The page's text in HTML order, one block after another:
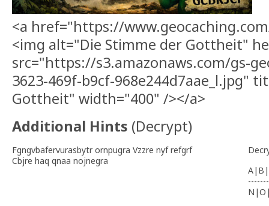
<a href="https://www.geocaching.com/
<img alt="Die Stimme der Gottheit"
src="https://s3.amazonaws.com/gs-
3623-469f-b9cf-968e244d7aae_l.jpg"
Gottheit" width="400" /></a>
Additional Hints (Decrypt)
Fgngvbafervurasbytr ornpugra Vzzre nyf refgrf
Cbjre haq qnaa nojnegra